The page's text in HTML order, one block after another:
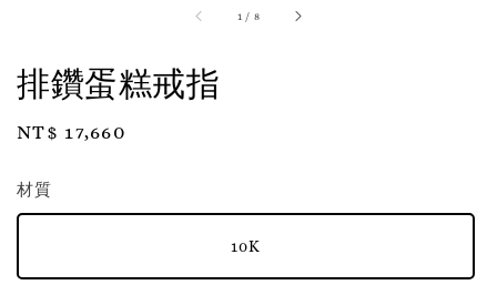
1 / 8
排鑽蛋糕戒指
Regular
NT$ 17,660
材質
10K